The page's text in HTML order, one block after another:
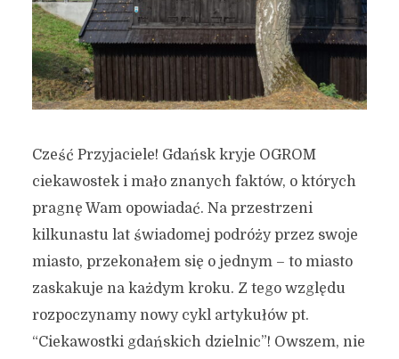
Cześć Przyjaciele! Gdańsk kryje OGROM
ciekawostek i mało znanych faktów, o których
pragnę Wam opowiadać. Na przestrzeni
kilkunastu lat świadomej podróży przez swoje
miasto, przekonałem się o jednym – to miasto
zaskakuje na każdym kroku. Z tego względu
rozpoczynamy nowy cykl artykułów pt.
“Ciekawostki gdańskich dzielnic”! Owszem, nie